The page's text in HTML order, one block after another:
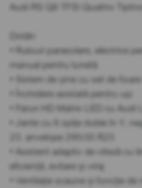
Audi RS Q8 TFSI Quattro
Dotări:
• Rulouri parasolare, electrice
manual pentru lunetă
• Sistem de șine cu set de fixare
• Închidere asistată pentru uși
• Faruri HD Matrix LED cu Audi
• Jante cu 6 spițe duble în Y,
23, anvelope 295/35 R23
• Asistent adaptiv de viteză cu
eficiență, evitare și viraj
• Ventilație scaune și funcție de